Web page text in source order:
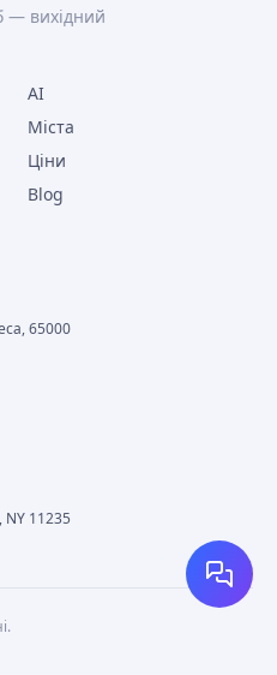
— вихідний
AI
Міста
Ціни
Blog
65000
11235